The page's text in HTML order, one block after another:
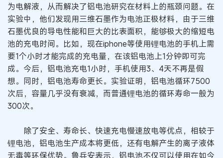
为电解液，从而解决了铝电池研究在材料上的瓶颈问题。在
实验中，他们发现用三维石墨作为电池正极材料，由于三维
石墨优良的导电性能和巨大的比表面积，能够极大的缩短电
池的充电时间。比如，现在iphone等使用锂电池的手机上需
要1个小时才能完成的充电量，在该铝电池上1分钟即可完
成。今后，铝电池充电1小时，手机使用3、4天不再是假
想。同时，铝电池寿命更长。实验证明，铝电池循环7500
次后，容量几乎没有衰减，而普通锂电池的循环寿命一般为
300次。
除了安全、寿命长、快速充电慢速放电等优点，相较于
锂电池，铝电池生产成本将更低，还有电解产生的离子液体
无毒等环保优势。鲁兵安表示，铝电池不仅可以使用在如今